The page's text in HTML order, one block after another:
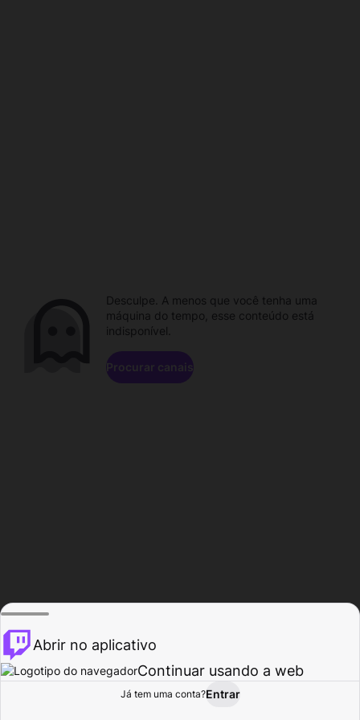
Procurar Atividade
Desculpe. A menos que você tenha uma
máquina do tempo, esse conteúdo está
indisponível.
Procurar canais
Abrir no aplicativo
Continuar usando a web
Já tem uma conta?Entrar